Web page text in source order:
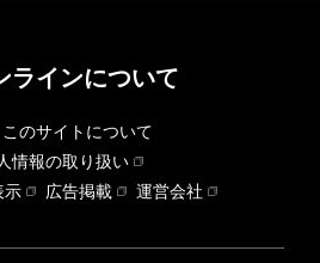
ラインについて
このサイトについて
情報の取り扱い
示
広告掲載
運営会社